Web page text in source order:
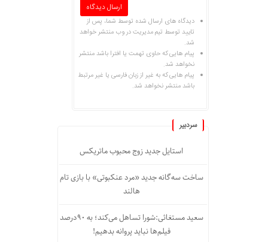
دیدگاه های ارسال شده توسط شما، پس از
تایید توسط تیم مدیریت در وب منتشر خواهد
شد.
پیام هایی که حاوی تهمت یا افترا باشد منتشر
نخواهد شد.
پیام هایی که به غیر از زبان فارسی یا غیر مرتبط
باشد منتشر نخواهد شد.
سردبیر
استایل جدید زوج محبوب ماتریکس
ساخت سه‌گانه جدید «مرد عنکبوتی» با بازی تام
هالند
سعید مستغاثی:شورا تساهل می‌کند؛ به ۹۰درصد
فیلم‌ها نباید پروانه بدهیم!